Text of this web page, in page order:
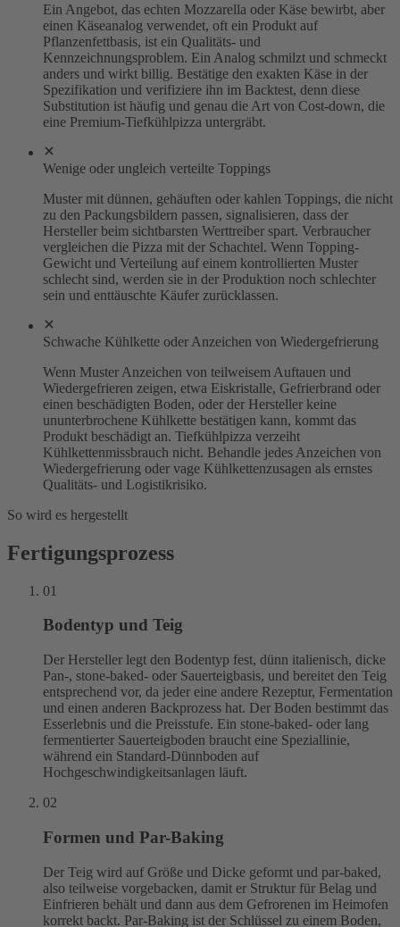
Ein Angebot, das echten Mozzarella oder Käse bewirbt, aber
einen Käseanalog verwendet, oft ein Produkt auf
Pflanzenfettbasis, ist ein Qualitäts- und
Kennzeichnungsproblem. Ein Analog schmilzt und schmeckt
anders und wirkt billig. Bestätige den exakten Käse in der
Spezifikation und verifiziere ihn im Backtest, denn diese
Substitution ist häufig und genau die Art von Cost-down, die
eine Premium-Tiefkühlpizza untergräbt.
Wenige oder ungleich verteilte Toppings
Muster mit dünnen, gehäuften oder kahlen Toppings, die nicht
zu den Packungsbildern passen, signalisieren, dass der
Hersteller beim sichtbarsten Werttreiber spart. Verbraucher
vergleichen die Pizza mit der Schachtel. Wenn Topping-
Gewicht und Verteilung auf einem kontrollierten Muster
schlecht sind, werden sie in der Produktion noch schlechter
sein und enttäuschte Käufer zurücklassen.
Schwache Kühlkette oder Anzeichen von Wiedergefrierung
Wenn Muster Anzeichen von teilweisem Auftauen und
Wiedergefrieren zeigen, etwa Eiskristalle, Gefrierbrand oder
einen beschädigten Boden, oder der Hersteller keine
ununterbrochene Kühlkette bestätigen kann, kommt das
Produkt beschädigt an. Tiefkühlpizza verzeiht
Kühlkettenmissbrauch nicht. Behandle jedes Anzeichen von
Wiedergefrierung oder vage Kühlkettenzusagen als ernstes
Qualitäts- und Logistikrisiko.
So wird es hergestellt
Fertigungsprozess
01
Bodentyp und Teig
Der Hersteller legt den Bodentyp fest, dünn italienisch, dicke
Pan-, stone-baked- oder Sauerteigbasis, und bereitet den Teig
entsprechend vor, da jeder eine andere Rezeptur, Fermentation
und einen anderen Backprozess hat. Der Boden bestimmt das
Esserlebnis und die Preisstufe. Ein stone-baked- oder lang
fermentierter Sauerteigboden braucht eine Speziallinie,
während ein Standard-Dünnboden auf
Hochgeschwindigkeitsanlagen läuft.
02
Formen und Par-Baking
Der Teig wird auf Größe und Dicke geformt und par-baked,
also teilweise vorgebacken, damit er Struktur für Belag und
Einfrieren behält und dann aus dem Gefrorenen im Heimofen
korrekt backt. Par-Baking ist der Schlüssel zu einem Boden,